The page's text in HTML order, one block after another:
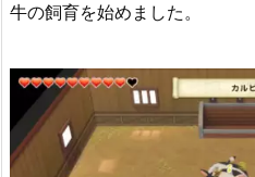
牛の飼育を始めました。